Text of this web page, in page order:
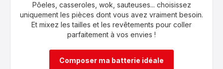
Pôeles, casseroles, wok, sauteuses... choisissez
uniquement les pièces dont vous avez vraiment besoin.
Et mixez les tailles et les revêtements pour coller
parfaitement à vos envies !
Composer ma batterie idéale